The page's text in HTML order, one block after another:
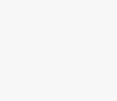
pour bâtir
services
Comme les
la sagesse